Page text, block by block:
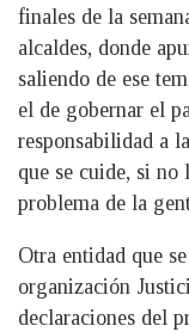
finales de la
alcaldes, donde
saliendo de ese
el de gobernar el
responsabilidad a
que se cuide, si
problema de la
Otra entidad que
organización
declaraciones del